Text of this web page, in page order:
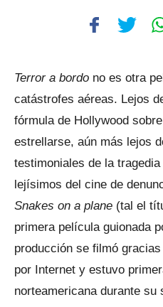
Terror a bordo no es otra
catástrofes aéreas. Lejos
fórmula de Hollywood
estrellarse, aún más lejos
testimoniales de la
lejísimos del cine de
Snakes on a plane (tal el
primera película guionada
producción se filmó
por Internet y estuvo
norteamericana durante su